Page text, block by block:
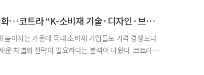
14억 中 소비시장 공략법 변화…코트라 “K-소비재 기술·디자인·브랜드 경험 차별화 필수”
높아지는 가운데 국내 소비재 기업들도 가격 경쟁보다
별화 전략이 필요하다는 분석이 나왔다. 코트라는